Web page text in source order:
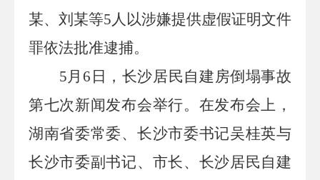
某、刘某等5人以涉嫌提供虚假证明文件
罪依法批准逮捕。
5月 6 日，长沙居民自建房倒塌事故
第七次新闻发布会举行。在发布会上，
湖南省委常委、长沙市委书记吴桂英与
长沙市委副书记、市长、长沙居民自建